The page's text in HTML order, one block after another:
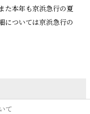
た本年も京浜急行の夏
については京浜急行の
て